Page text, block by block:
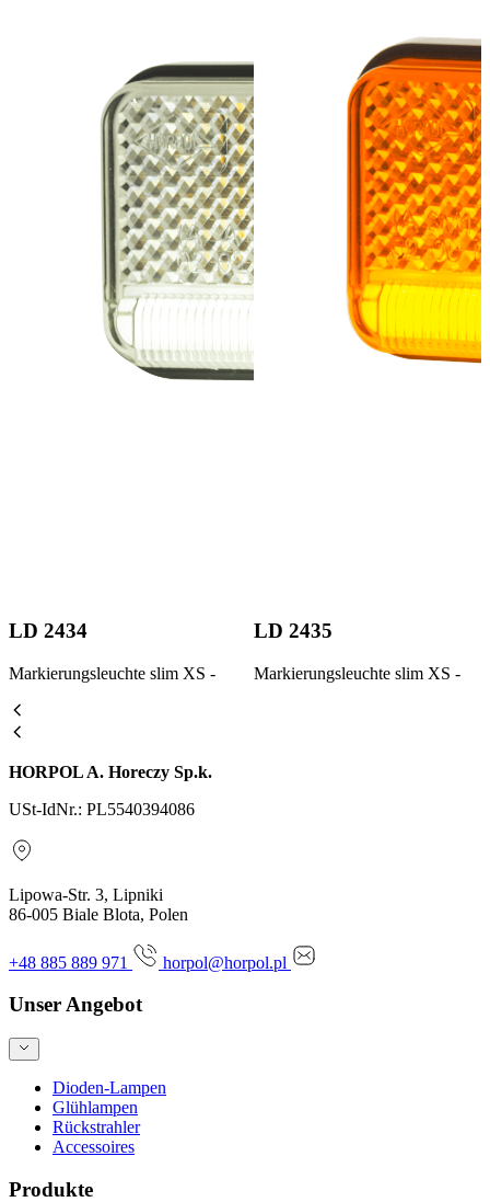
LD 2434
Markierungsleuchte slim XS -
LD 2435
Markierungsleuchte slim XS -
HORPOL A. Horeczy Sp.k.
USt-IdNr.: PL5540394086
Lipowa-Str. 3, Lipniki
86-005 Biale Blota, Polen
+48 885 889 971 horpol@horpol.pl
Unser Angebot
Dioden-Lampen
Glühlampen
Rückstrahler
Accessoires
Produkte